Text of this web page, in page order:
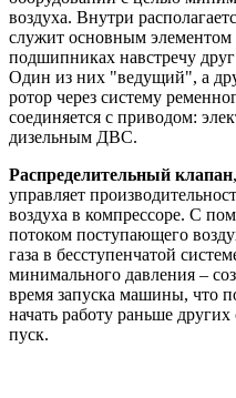
воздуха. Внутри
служит основным
подшипниках навстречу
Один из них "ведущий", а
ротор через систему
соединяется с приводом:
дизельным ДВС.
Распределительный клапан
управляет
воздуха в компрессоре. С
потоком поступающего
газа в бесступенчатой
минимального давления –
время запуска машины, что
начать работу раньше
пуск.